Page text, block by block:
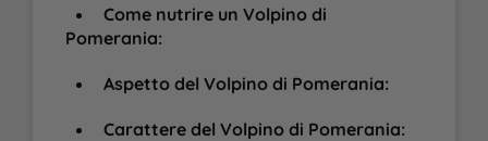
Come nutrire un Volpino di
Pomerania:
Aspetto del Volpino di Pomerania:
Carattere del Volpino di Pomerania: